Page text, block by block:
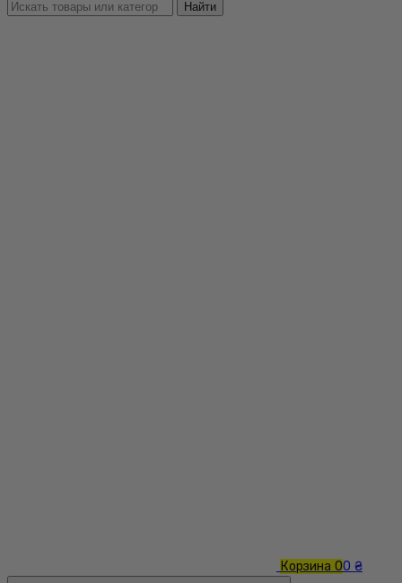
Найти
Корзина 00 ₴